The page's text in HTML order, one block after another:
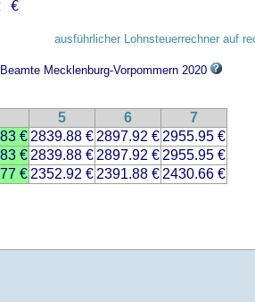
ausführlicher Lohnsteuerrechner auf
Mecklenburg-Vorpommern 2020
5 6
7
€ 2839.88 € 2897.92 € 2955.95 €
€ 2839.88 € 2897.92 € 2955.95 €
€ 2352.92 € 2391.88 € 2430.66 €